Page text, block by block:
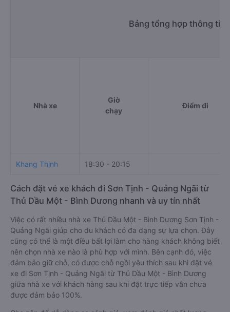
Bảng tổng hợp thông tin
Nhà xe
Giờ
chạy
Điểm đi
Khang Thịnh 18:30 - 20:15
Cách đặt vé xe khách đi Sơn Tịnh - Quảng Ngãi từ
Thủ Dầu Một - Bình Dương nhanh và uy tín nhất
Việc có rất nhiều nhà xe Thủ Dầu Một - Bình Dương Sơn Tịnh -
Quảng Ngãi giúp cho du khách có đa dạng sự lựa chọn. Đây
cũng có thể là một điều bất lợi làm cho hàng khách không biết
nên chọn nhà xe nào là phù hợp với mình. Bên cạnh đó, việc
đảm bảo giữ chỗ, có được chỗ ngồi yêu thích sau khi đặt vé
xe đi Sơn Tịnh - Quảng Ngãi từ Thủ Dầu Một - Bình Dương
giữa nhà xe với khách hàng sau khi đặt trực tiếp vẫn chưa
được đảm bảo 100%.